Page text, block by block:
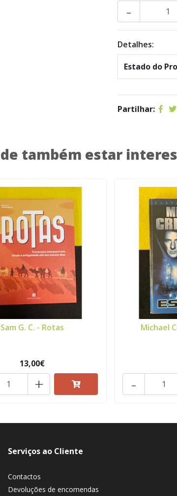
-
Detalhes:
Estado do
Partilhar:
também estar
Sam G. C. - Rotas
13,00€
+
Michael
-
Serviços ao Cliente
Contactos
Devoluções de encomendas